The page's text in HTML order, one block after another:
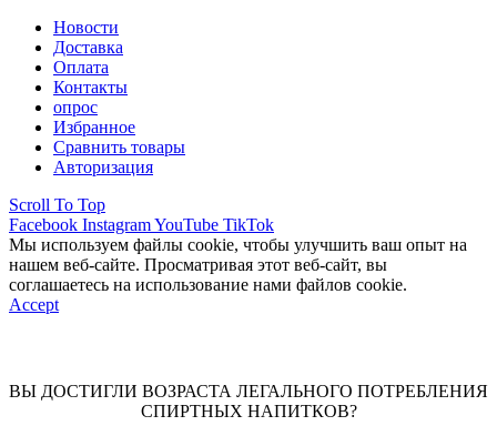
Новости
Доставка
Оплата
Контакты
опрос
Избранное
Сравнить товары
Авторизация
Scroll To Top
Facebook InstagramYouTube TikTok
Мы используем файлы cookie, чтобы улучшить ваш опыт на
нашем веб-сайте. Просматривая этот веб-сайт, вы
соглашаетесь на использование нами файлов cookie.
Accept
ВЫ ДОСТИГЛИ ВОЗРАСТА ЛЕГАЛЬНОГО ПОТРЕБЛЕНИЯ
СПИРТНЫХ НАПИТКОВ?